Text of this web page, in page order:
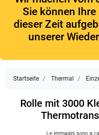
Sie können
dieser Zeit
unserer
Startseite Thermal
Rolle mit 3000